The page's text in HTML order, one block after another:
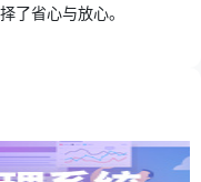
了省心与放心。